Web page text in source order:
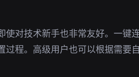
使对技术新手也非常友好。一键
过程。高级用户也可以根据需要